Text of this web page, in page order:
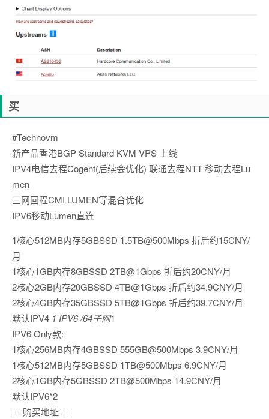
买
#Technovm
新产品香港BGP Standard KVM VPS 上线
IPV4电信去程Cogent(后续会优化) 联通去程NTT 移动去程Lu
men
三网回程CMI LUMEN等混合优化
IPV6移动Lumen直连
1核心512MB内存5GBSSD 1.5TB@500Mbps 折后约15CNY/
月
1核心1GB内存8GBSSD 2TB@1Gbps 折后约20CNY/月
2核心2GB内存20GBSSD 4TB@1Gbps 折后约34.9CNY/月
2核心4GB内存35GBSSD 5TB@1Gbps 折后约39.7CNY/月
默认IPV4 1 IPV6 /64子网1
IPV6 Only款:
1核心256MB内存4GBSSD 555GB@500Mbps 3.9CNY/月
1核心512MB内存5GBSSD 1TB@500Mbps 6.9CNY/月
2核心1GB内存5GBSSD 2TB@500Mbps 14.9CNY/月
默认IPV6*2
==购买地址==